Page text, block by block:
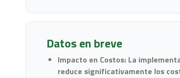
Datos en breve
Impacto en Costos: La
reduce significativamente los